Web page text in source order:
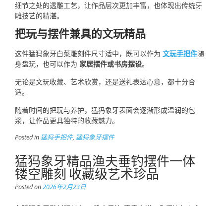
细节之处的透雕工艺，让作品层次更加丰富，也体现出传统牙
雕技艺的精湛。
把玩与摆件兼具的文玩精品
这件猛犸象牙白菜雕刻件尺寸适中，既可以作为 文玩手把件随
身盘玩，也可以作为 家居摆件或书房摆设。
无论是文玩收藏、艺术欣赏，还是送礼表达心意，都十分合
适。
随着时间的把玩与养护，猛犸象牙表面会逐渐形成温润的包
浆，让作品更具独特的收藏魅力。
Posted in 猛犸手把件, 猛犸象牙摆件
猛犸象牙精品渔夫垂钓摆件一体
镂空雕刻 收藏级艺术珍品
Posted on2026年2月23日